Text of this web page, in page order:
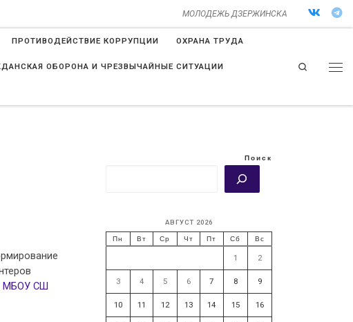
МОЛОДЕЖЬ ДЗЕРЖИНСКА
ПРОТИВОДЕЙСТВИЕ КОРРУПЦИИ ОХРАНА ТРУДА
ОБОРОНА И ЧРЕЗВЫЧАЙНЫЕ СИТУАЦИИ Search
МБОУ СШ
Поиск
АВГУСТ 2026
Пн Вт Ср Чт Пт Сб Вс
1 2
3 4 5 6 7 8 9
10 11 12 13 14 15 16